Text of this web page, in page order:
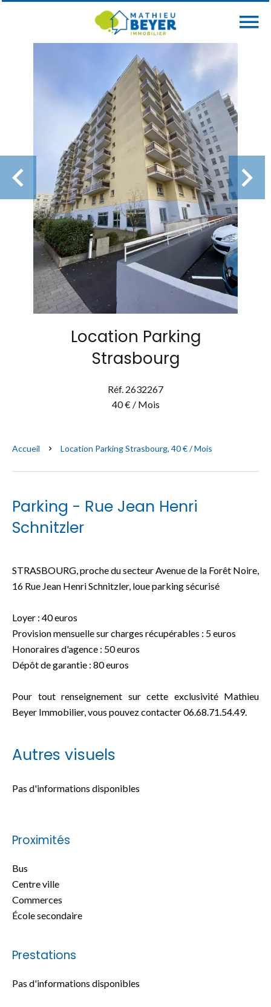
Location Parking
Strasbourg
Réf. 2632267
40 € / Mois
Accueil Location Parking Strasbourg, 40 € / Mois
Parking - Rue Jean Henri
Schnitzler
STRASBOURG, proche du secteur Avenue de la Forêt Noire,
16 Rue Jean Henri Schnitzler, loue parking sécurisé
Loyer : 40 euros
Provision mensuelle sur charges récupérables : 5 euros
Honoraires d'agence : 50 euros
Dépôt de garantie : 80 euros
Pour tout renseignement sur cette exclusivité Mathieu
Beyer Immobilier, vous pouvez contacter 06.68.71.54.49.
Autres visuels
Pas d'informations disponibles
Proximités
Bus
Centre ville
Commerces
École secondaire
Prestations
Pas d'informations disponibles